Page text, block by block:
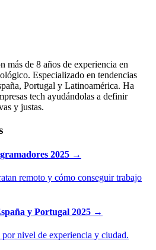
más de 8 años de experiencia en
Especializado en tendencias
Portugal y Latinoamérica. Ha
tech ayudándolas a definir
y justas.
2025 →
remoto y cómo conseguir trabajo
y Portugal 2025 →
nivel de experiencia y ciudad.